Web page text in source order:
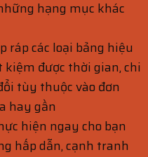
hạng mục khác
ráp các loại bảng hiệu
được thời gian, chi
tùy thuộc vào đơn
hay gần
hiện ngay cho bạn
hấp dẫn, cạnh tranh